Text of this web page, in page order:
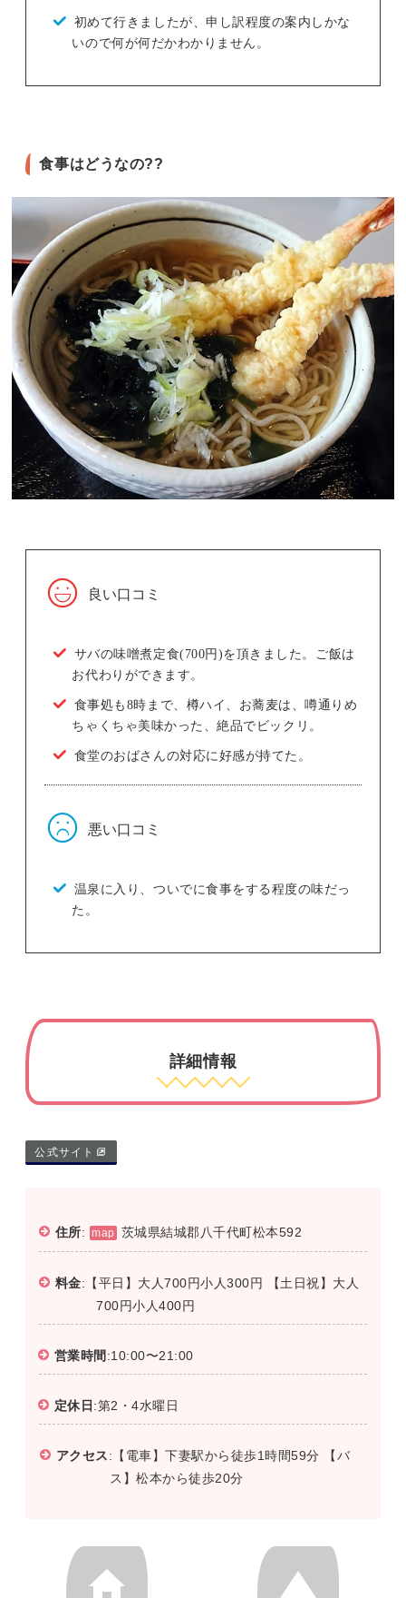
初めて行きましたが、申し訳程度の案内しかな
いので何が何だかわかりません。
食事はどうなの??
良い口コミ
サバの味噌煮定食(700円)を頂きました。ご飯は
お代わりができます。
食事処も8時まで、樽ハイ、お蕎麦は、噂通りめ
ちゃくちゃ美味かった、絶品でビックリ。
食堂のおばさんの対応に好感が持てた。
悪い口コミ
温泉に入り、ついでに食事をする程度の味だっ
た。
詳細情報
公式サイト
住所: map 茨城県結城郡八千代町松本592
料金:【平日】大人700円小人300円 【土日祝】大人
700円小人400円
営業時間 :10:00〜21:00
定休日 :第2・4水曜日
アクセス:【電車】下妻駅から徒歩1時間59分 【バ
ス】松本から徒歩20分